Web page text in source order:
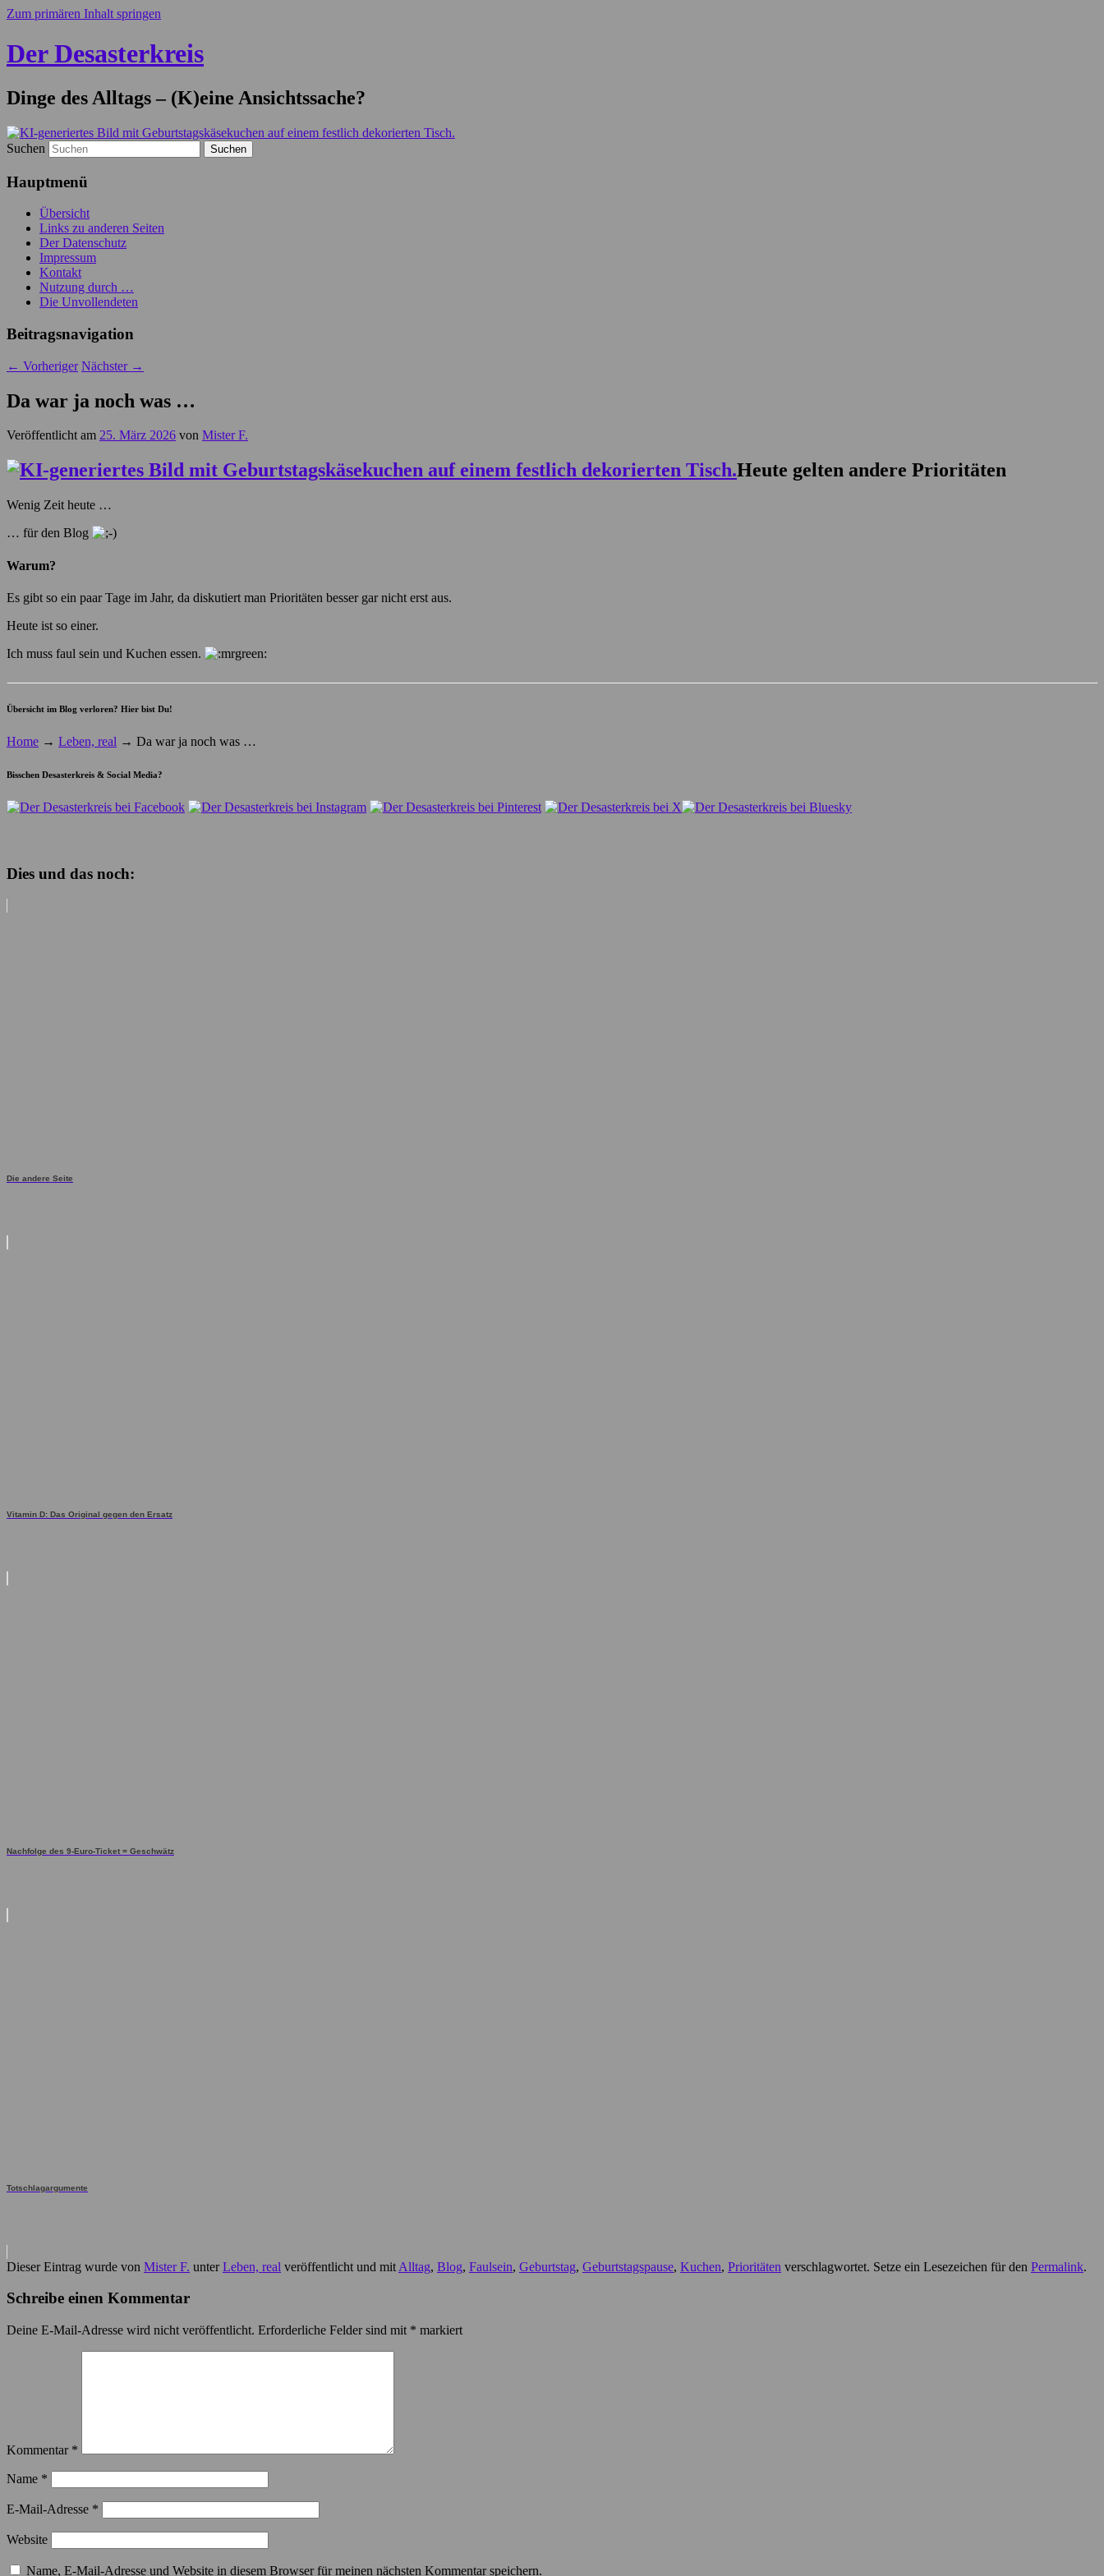
Zum primären Inhalt springen
Der Desasterkreis
Dinge des Alltags – (K)eine Ansichtssache?
Suchen
Hauptmenü
Übersicht
Links zu anderen Seiten
Der Datenschutz
Impressum
Kontakt
Nutzung durch …
Die Unvollendeten
Beitragsnavigation
← Vorheriger Nächster →
Da war ja noch was …
Veröffentlicht am 25. März 2026 von Mister F.
Heute gelten andere Prioritäten
Wenig Zeit heute …
… für den Blog
Warum?
Es gibt so ein paar Tage im Jahr, da diskutiert man Prioritäten besser gar nicht erst aus.
Heute ist so einer.
Ich muss faul sein und Kuchen essen.
Übersicht im Blog verloren? Hier bist Du!
Home → Leben, real → Da war ja noch was …
Bisschen Desasterkreis & Social Media?
Dies und das noch:
Die andere Seite
Vitamin D: Das Original gegen den Ersatz
Nachfolge des 9-Euro-Ticket = Geschwätz
Totschlagargumente
Dieser Eintrag wurde von Mister F. unterLeben, real veröffentlicht und mit Alltag, Blog, Faulsein, Geburtstag, Geburtstagspause, Kuchen, Prioritäten verschlagwortet. Setze ein Lesezeichen für den Permalink.
Schreibe einen Kommentar
Deine E-Mail-Adresse wird nicht veröffentlicht. Erforderliche Felder sind mit * markiert
Kommentar *
Name *
E-Mail-Adresse *
Website
Name, E-Mail-Adresse und Website in diesem Browser für meinen nächsten Kommentar speichern.